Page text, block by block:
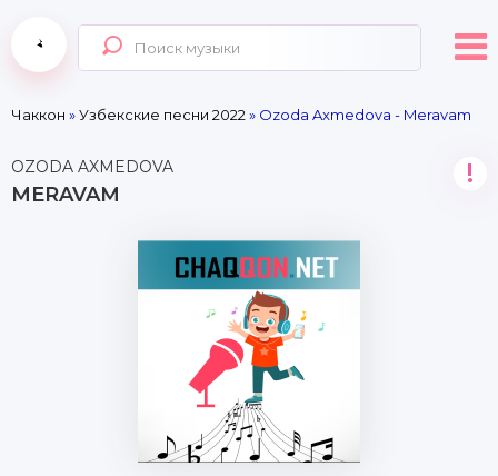
Чаккон »Узбекские песни 2022 » Ozoda Axmedova - Meravam
OZODA AXMEDOVA
MERAVAM
!